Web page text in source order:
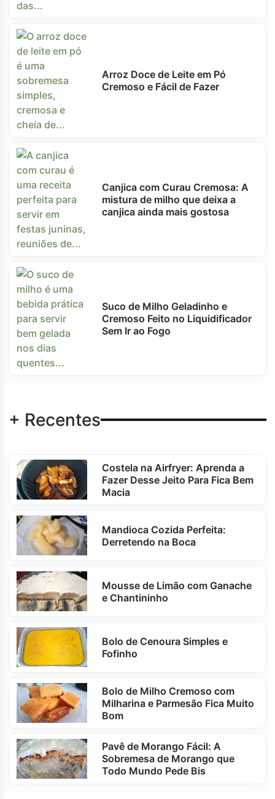
Arroz Doce de Leite em Pó
Cremoso e Fácil de Fazer
Canjica com Curau Cremosa: A
mistura de milho que deixa a
canjica ainda mais gostosa
Suco de Milho Geladinho e
Cremoso Feito no Liquidificador
Sem Ir ao Fogo
+ Recentes
Costela na Airfryer: Aprenda a
Fazer Desse Jeito Para Fica Bem
Macia
Mandioca Cozida Perfeita:
Derretendo na Boca
Mousse de Limão com Ganache
e Chantininho
Bolo de Cenoura Simples e
Fofinho
Bolo de Milho Cremoso com
Milharina e Parmesão Fica Muito
Bom
Pavê de Morango Fácil: A
Sobremesa de Morango que
Todo Mundo Pede Bis